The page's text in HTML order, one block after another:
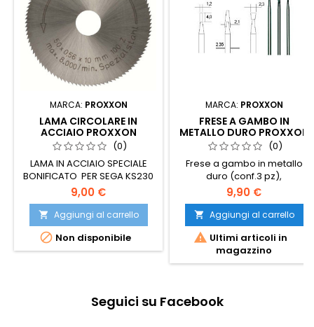
MARCA: PROXXON
LAMA CIRCOLARE IN
ACCIAIO PROXXON
(0)
LAMA IN ACCIAIO SPECIALE
BONIFICATO PER SEGA KS230
9,00 €
 Aggiungi al carrello
 Non disponibile
MARCA: PROXXON
FRESE A GAMBO IN
METALLO DURO PROXXON
(0)
Frese a gambo in metallo
duro (conf.3 pz),
diam.1,2/2,1/2,3 mm
9,90 €
 Aggiungi al carrello
 Ultimi articoli in
magazzino
Seguici su Facebook